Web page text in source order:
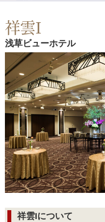
祥雲I
浅草ビューホテル
祥雲Iについて